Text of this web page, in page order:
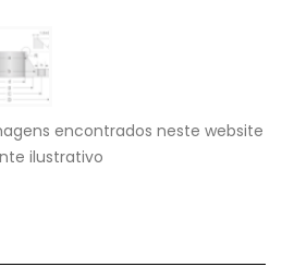
encontrados neste website
ilustrativo